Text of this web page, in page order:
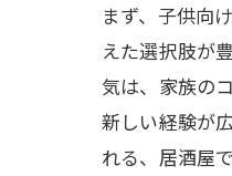
まず、子供向
えた選択肢が
気は、家族の
新しい経験が
れる、居酒屋